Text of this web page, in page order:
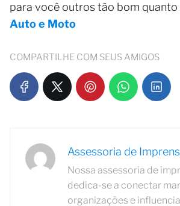
para você outros tão bom
Auto e Moto
COMPARTILHE COM SEUS AMIGOS
Assessoria de
Nossa assessoria de
dedica-se a conectar
organizações e